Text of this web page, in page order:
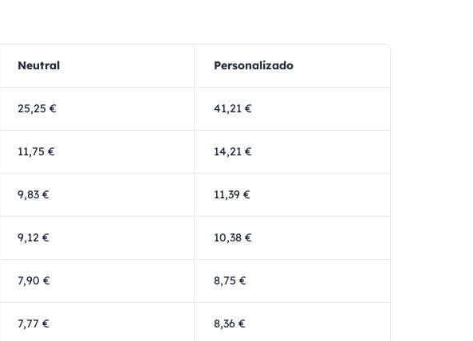
Neutral Personalizado
25,25 € 41,21 €
11,75 € 14,21 €
9,83 € 11,39 €
9,12 € 10,38 €
7,90 € 8,75 €
7,77 € 8,36 €